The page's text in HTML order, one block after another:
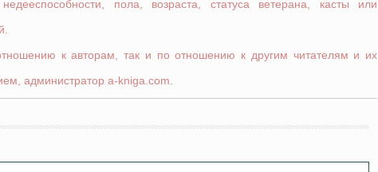
пола, возраста, статуса ветерана, касты или
к авторам, так и по отношению к другим читателям и их
администратор a-kniga.com.